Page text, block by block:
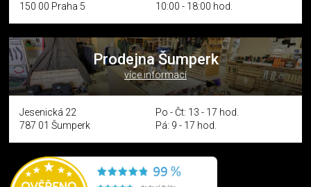
150 00 Praha 5
10:00 - 18:00 hod.
Prodejna Šumperk
více informací
Jesenická 22
787 01 Šumperk
Po - Čt: 13 - 17 hod.
Pá: 9 - 17 hod.